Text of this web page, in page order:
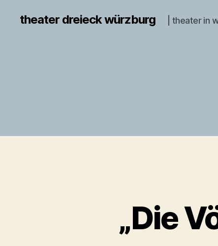
theater dreieck würzburg | theater in
„Die